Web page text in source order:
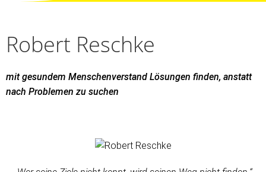
Robert Reschke
mit gesundem Menschenverstand Lösungen finden, anstatt
nach Problemen zu suchen